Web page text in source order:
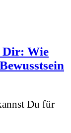
Dir: Wie
Du für